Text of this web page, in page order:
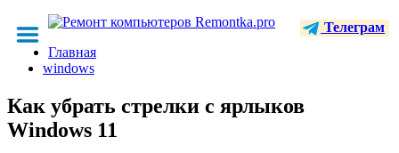
Телеграм
Главная
windows
Как убрать стрелки с ярлыков
Windows 11